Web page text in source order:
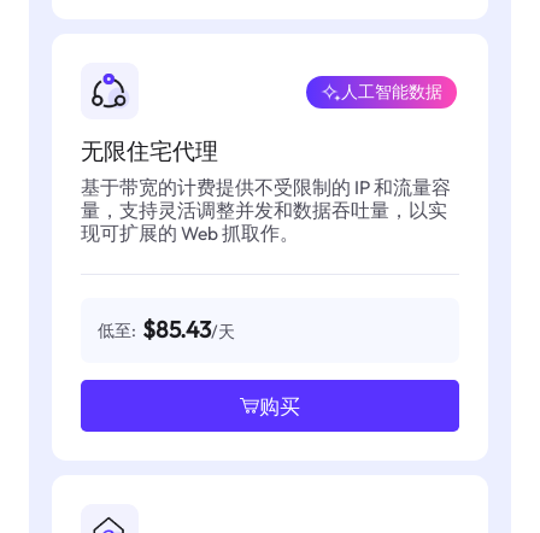
无限住宅代理
人工智能数据
基于带宽的计费提供不受限制的 IP 和流量容
量，支持灵活调整并发和数据吞吐量，以实
现可扩展的 Web 抓取作。
低至: $85.43/天
购买